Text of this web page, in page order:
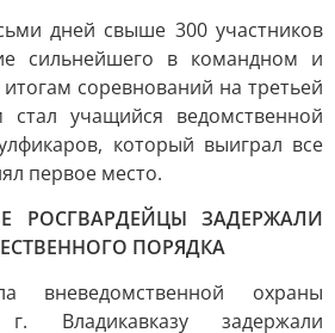
дней свыше 300 участников
сильнейшего в командном и
соревнований на третьей
стал учащийся ведомственной
который выиграл все
первое место.
РОСГВАРДЕЙЦЫ ЗАДЕРЖАЛИ
ПОРЯДКА
вневедомственной охраны
Владикавказу задержали